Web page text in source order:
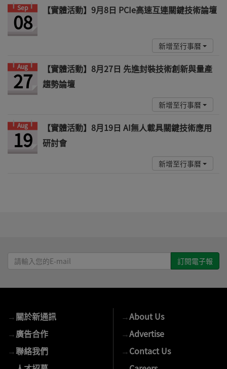
Sep
08 【實體活動】9月8日 PCIe高速互連關鍵技術論壇
新增至行事曆
Aug
27
【實體活動】8月27日 先進封裝技術創新與量產
趨勢論壇
新增至行事曆
Aug
19
【實體活動】8月19日 AI無人載具關鍵技術應用
研討會
新增至行事曆
請
輸
E-
mail
→關於新通訊
→廣告合作
→聯絡我們
→About Us
→Advertise
→Contact Us